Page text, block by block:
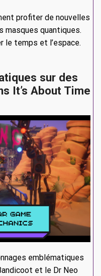
profiter de nouvelles
masques quantiques.
le temps et l’espace.
sur des
It’s About Time
emblématiques
et le Dr Neo